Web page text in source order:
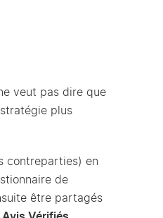
veut pas dire que
plus
contreparties) en
de
être partagés